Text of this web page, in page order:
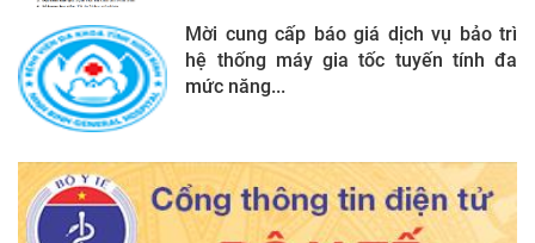
Mời cung cấp báo giá dịch vụ bảo trì
hệ thống máy gia tốc tuyến tính đa
mức năng...